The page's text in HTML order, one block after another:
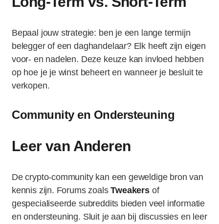
Bepaal jouw strategie: ben je een lange termijn
belegger of een daghandelaar? Elk heeft zijn eigen
voor- en nadelen. Deze keuze kan invloed hebben
op hoe je je winst beheert en wanneer je besluit te
verkopen.
Community en Ondersteuning
Leer van Anderen
De crypto-community kan een geweldige bron van
kennis zijn. Forums zoalsTweakersof
gespecialiseerde subreddits bieden veel informatie
en ondersteuning. Sluit je aan bij discussies en leer